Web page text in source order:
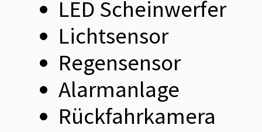
LED Scheinwerfer
Lichtsensor
Regensensor
Alarmanlage
Rückfahrkamera